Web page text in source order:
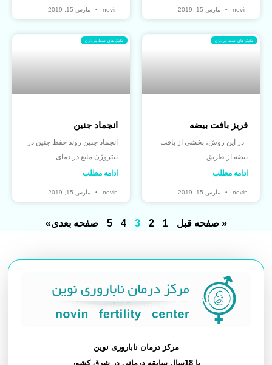
novin مارس 15, 2019 novin مارس 15, 2019
تکنیک های حفظ بارداری
فریز بافت بیضه
در این روش، بخشی از بافت
بیضه از طریق
ادامه مطلب
novin مارس 15, 2019
تکنیک های حفظ بارداری
انجماد جنین
انجماد جنین روند حفظ جنین در
نیتروژن مایع در دمای
ادامه مطلب
novin مارس 15, 2019
« صفحه قبل 1
2
3
4
5 صفحه بعدی»
مرکز درمان ناباروری نوین
با 18سال سابقه درمانی در شرق کشور